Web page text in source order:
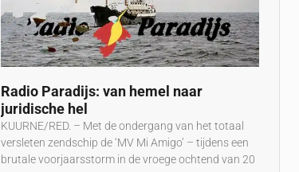
Radio Paradijs: van hemel naar
juridische hel
KUURNE/RED. – Met de ondergang van het totaal
versleten zendschip de ‘MV Mi Amigo’ – tijdens een
brutale voorjaarsstorm in de vroege ochtend van 20